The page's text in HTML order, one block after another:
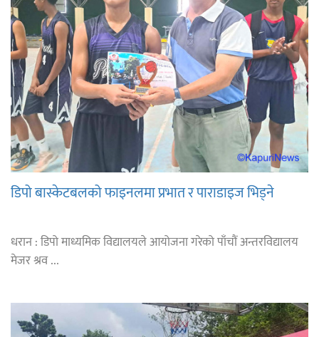
डिपो बास्केटबलको फाइनलमा प्रभात र पाराडाइज भिड्ने
धरान : डिपो माध्यमिक विद्यालयले आयोजना गरेको पाँचौं अन्तरविद्यालय
मेजर श्रव ...